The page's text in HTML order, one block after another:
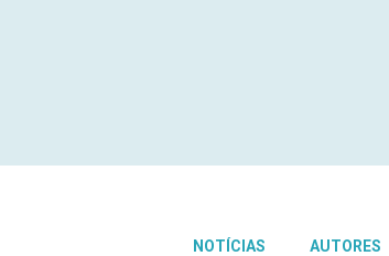
NOTÍCIAS AUTORES